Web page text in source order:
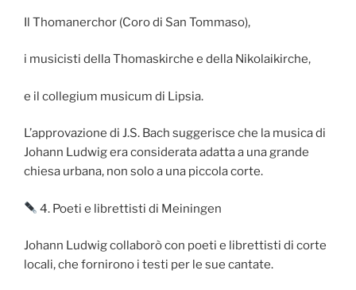
Il Thomanerchor (Coro di San Tommaso),
i musicisti della Thomaskirche e della Nikolaikirche,
e il collegium musicum di Lipsia.
L’approvazione di J.S. Bach suggerisce che la musica di
Johann Ludwig era considerata adatta a una grande
chiesa urbana, non solo a una piccola corte.
4. Poeti e librettisti di Meiningen
Johann Ludwig collaborò con poeti e librettisti di corte
locali, che fornirono i testi per le sue cantate.